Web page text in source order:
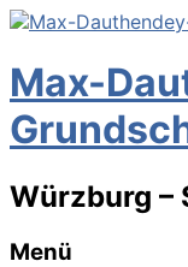
Max-
Würzburg –
Menü